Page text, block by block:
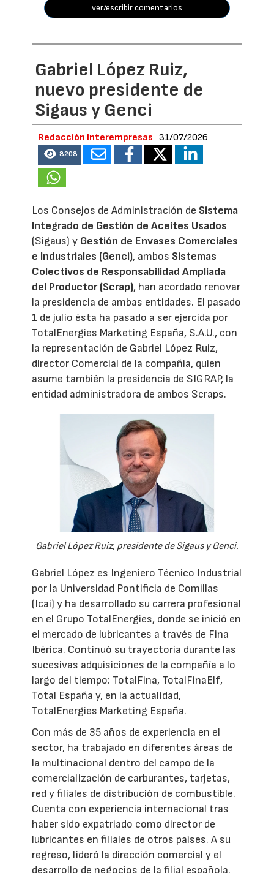
ver/escribir comentarios
Gabriel López Ruiz,
nuevo presidente de
Sigaus y Genci
Redacción Interempresas 31/07/2026
8208
Los Consejos de Administración de Sistema
Integrado de Gestión de Aceites Usados
(Sigaus) y Gestión de Envases Comerciales
e Industriales (Genci), ambos Sistemas
Colectivos de Responsabilidad Ampliada
del Productor (Scrap), han acordado renovar
la presidencia de ambas entidades. El pasado
1 de julio ésta ha pasado a ser ejercida por
TotalEnergies Marketing España, S.A.U., con
la representación de Gabriel López Ruiz,
director Comercial de la compañía, quien
asume también la presidencia de SIGRAP, la
entidad administradora de ambos Scraps.
Gabriel López Ruiz, presidente de Sigaus y Genci.
Gabriel López es Ingeniero Técnico Industrial
por la Universidad Pontificia de Comillas
(Icai) y ha desarrollado su carrera profesional
en el Grupo TotalEnergies, donde se inició en
el mercado de lubricantes a través de Fina
Ibérica. Continuó su trayectoria durante las
sucesivas adquisiciones de la compañía a lo
largo del tiempo: TotalFina, TotalFinaElf,
Total España y, en la actualidad,
TotalEnergies Marketing España.
Con más de 35 años de experiencia en el
sector, ha trabajado en diferentes áreas de
la multinacional dentro del campo de la
comercialización de carburantes, tarjetas,
red y filiales de distribución de combustible.
Cuenta con experiencia internacional tras
haber sido expatriado como director de
lubricantes en filiales de otros países. A su
regreso, lideró la dirección comercial y el
desarrollo de negocios de la filial española.